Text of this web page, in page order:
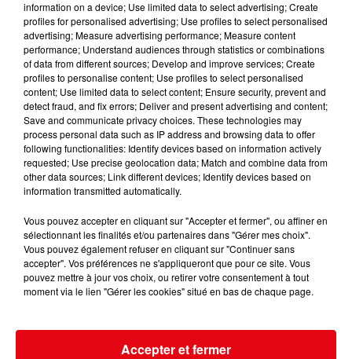
Extincteur obligatoire dans les voitures : une mesure utile, mais...
information on a device; Use limited data to select advertising; Create
profiles for personalised advertising; Use profiles to select personalised
advertising; Measure advertising performance; Measure content
performance; Understand audiences through statistics or combinations
of data from different sources; Develop and improve services; Create
profiles to personalise content; Use profiles to select personalised
content; Use limited data to select content; Ensure security, prevent and
detect fraud, and fix errors; Deliver and present advertising and content;
Save and communicate privacy choices. These technologies may
process personal data such as IP address and browsing data to offer
following functionalities: Identify devices based on information actively
requested; Use precise geolocation data; Match and combine data from
other data sources; Link different devices; Identify devices based on
information transmitted automatically.
Vous pouvez accepter en cliquant sur "Accepter et fermer", ou affiner en
sélectionnant les finalités et/ou partenaires dans "Gérer mes choix".
Vous pouvez également refuser en cliquant sur "Continuer sans
accepter". Vos préférences ne s'appliqueront que pour ce site. Vous
pouvez mettre à jour vos choix, ou retirer votre consentement à tout
moment via le lien "Gérer les cookies" situé en bas de chaque page.
Accepter et fermer